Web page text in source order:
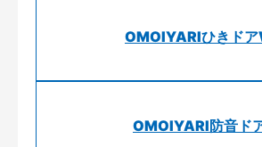
OMOIYARIひきド
OMOIYARI防音ド